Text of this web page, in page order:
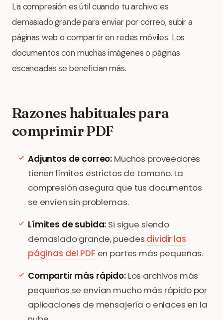
La compresión es útil cuando tu archivo es
demasiado grande para enviar por correo, subir a
páginas web o compartir en redes móviles. Los
documentos con muchas imágenes o páginas
escaneadas se benefician más.
Razones habituales para
comprimir PDF
Adjuntos de correo: Muchos proveedores
tienen límites estrictos de tamaño. La
compresión asegura que tus documentos
se envíen sin problemas.
Límites de subida: Si sigue siendo
demasiado grande, puedes dividir las
páginas del PDF en partes más pequeñas.
Compartir más rápido:Los archivos más
pequeños se envían mucho más rápido por
aplicaciones de mensajería o enlaces en la